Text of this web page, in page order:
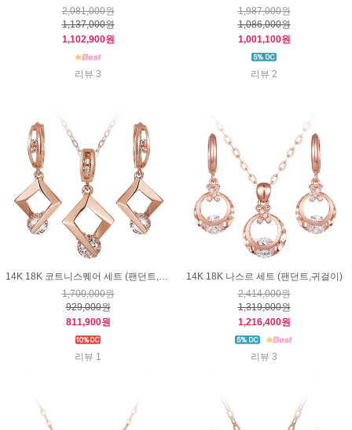
2,081,000원
1,137,000원
1,102,900원
리뷰 3
1,987,000원
1,086,000원
1,001,100원
리뷰 2
14K 18K 코트니스퀘어 세트 (팬던트,귀걸이)
1,700,000원
929,000원
811,900원
리뷰 1
14K 18K 나스르 세트 (팬던트,귀걸이)
2,414,000원
1,319,000원
1,216,400원
리뷰 3